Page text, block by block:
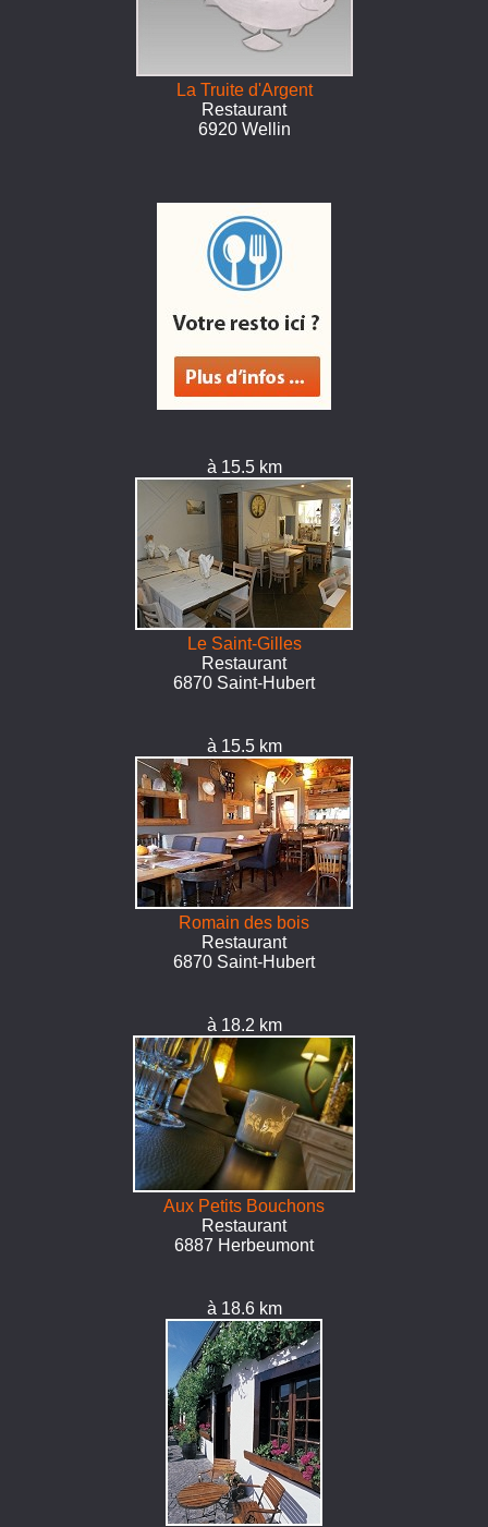
La Truite d'Argent
Restaurant
6920 Wellin
à 15.5 km
Le Saint-Gilles
Restaurant
6870 Saint-Hubert
à 15.5 km
Romain des bois
Restaurant
6870 Saint-Hubert
à 18.2 km
Aux Petits Bouchons
Restaurant
6887 Herbeumont
à 18.6 km